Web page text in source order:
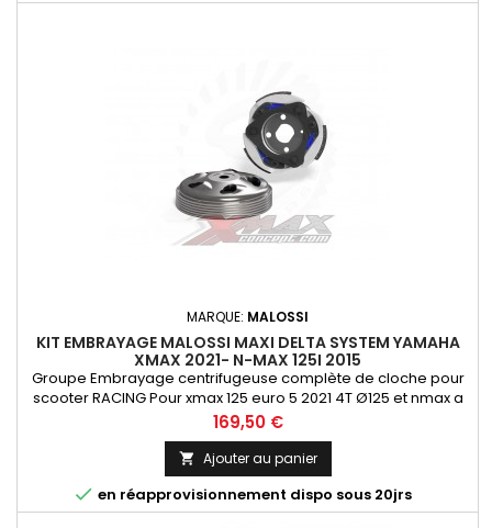
MARQUE: MALOSSI
KIT EMBRAYAGE MALOSSI MAXI DELTA SYSTEM YAMAHA
XMAX 2021- N-MAX 125I 2015
Groupe Embrayage centrifugeuse complète de cloche pour
scooter RACING Pour xmax 125 euro 5 2021 4T Ø125 et nmax a
partir de 2015
Prix
169,50 €
 Ajouter au panier
 en réapprovisionnement dispo sous 20jrs